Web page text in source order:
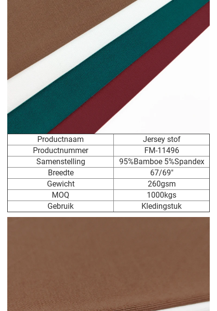
Productnaam
Jersey stof
Productnummer
FM-11496
Samenstelling
95%Bamboe 5%Spandex
Breedte
67/69"
Gewicht
260gsm
MOQ
1000kgs
Gebruik
Kledingstuk